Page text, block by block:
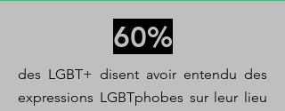
60%
des LGBT+ disent avoir entendu des
expressions LGBTphobes sur leur lieu